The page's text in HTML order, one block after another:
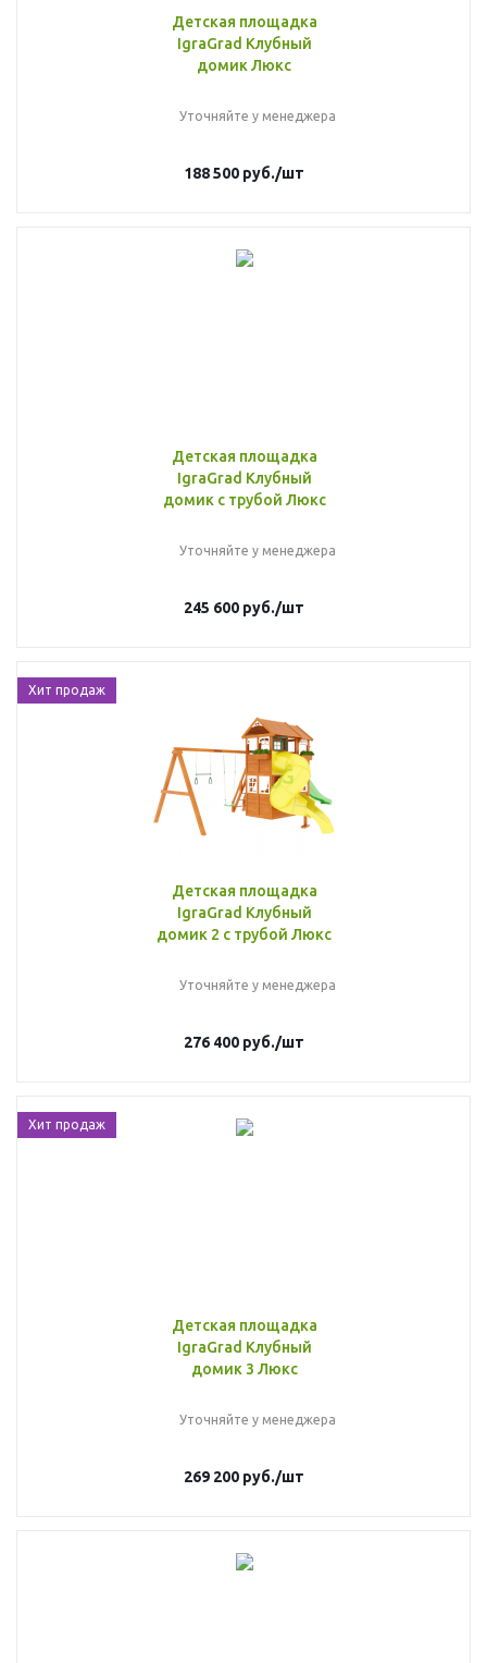
Детская площадка
IgraGrad Клубный
домик Люкс
Уточняйте у менеджера
188 500 руб./шт
Детская площадка
IgraGrad Клубный
домик с трубой Люкс
Уточняйте у менеджера
245 600 руб./шт
Хит продаж
Детская площадка
IgraGrad Клубный
домик 2 с трубой Люкс
Уточняйте у менеджера
276 400 руб./шт
Хит продаж
Детская площадка
IgraGrad Клубный
домик 3 Люкс
Уточняйте у менеджера
269 200 руб./шт